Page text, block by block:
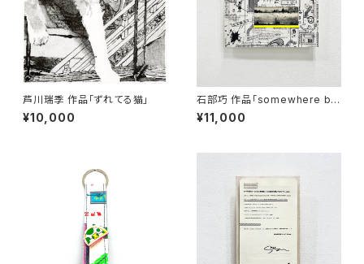
芦川瑞季 作品「ずれてる猫」
¥10,000
石部巧 作品「somewhere be
tween black and white」
¥11,000